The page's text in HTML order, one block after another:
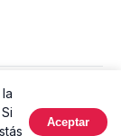
reservados.
Aceptar